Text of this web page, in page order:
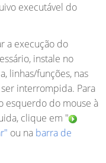
executável do
a execução do
instale no
linhas/funções, nas
interrompida. Para
esquerdo do mouse à
clique em "
ou na barra de